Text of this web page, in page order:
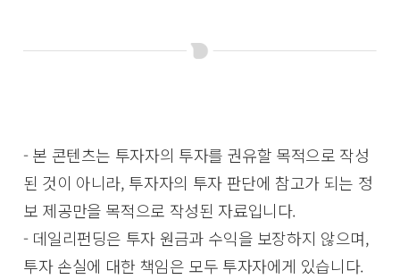
- 본 콘텐츠는 투자자의 투자를 권유할 목적으로 작성
된 것이 아니라, 투자자의 투자 판단에 참고가 되는 정
보 제공만을 목적으로 작성된 자료입니다.
- 데일리펀딩은 투자 원금과 수익을 보장하지 않으며,
투자 손실에 대한 책임은 모두 투자자에게 있습니다.